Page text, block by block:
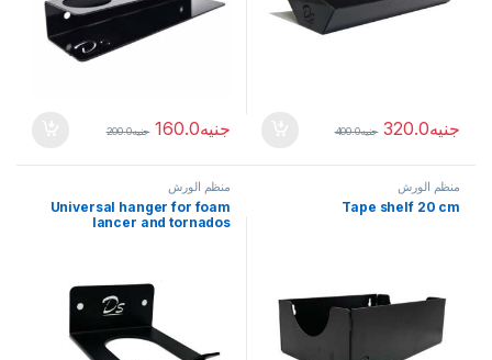
جنيه320.0 جنيه400.0 جنيه160.0 جنيه200.0
منظم الورش
Tape shelf 20 cm
منظم الورش
Universal hanger for foam
lancer and tornados